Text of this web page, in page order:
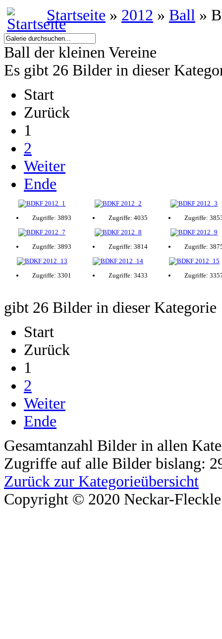
Startseite » 2012 » Ball »
Ball der kleinen Vereine
Es gibt 26 Bilder in dieser
Start
Zurück
1
2
Weiter
Ende
Zugriffe: 3893 Zugriffe: 4035 Zugriffe:
Zugriffe: 3893 Zugriffe: 3814 Zugriffe:
Zugriffe: 3301 Zugriffe: 3433 Zugriffe:
gibt 26 Bilder in dieser Kategorie
Start
Zurück
1
2
Weiter
Ende
Gesamtanzahl Bilder in allen
Zugriffe auf alle Bilder bislang:
Zurück zur Kategorieübersicht
Copyright © 2020 Neckar-